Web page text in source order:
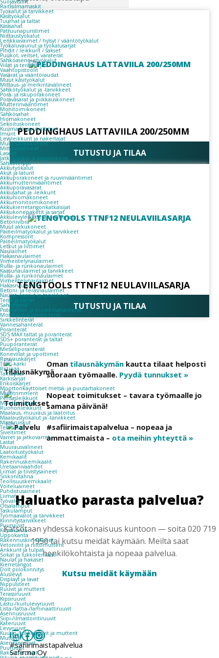
Suojavisiirit
Raitisilmamaskit
Työkalut ja tarvikkeet
Käsityökalut
Tuurnat ja taltat
Käsisahat
Patruunapuristimet
Niittaustyökalut
Lenkkiavaimet / hylsyt / vääntötyökalut
Työkaluvaunut ja työkalusarjat
Pihdit / leikkurit / sakset
Puukot, veitset, varaterät
Sähköasennustyökalut
Viilat ja teräsharjat
Vaahtopistoolit
Vasarat ja vääntöraudat
Muut käsityökalut
Mittaus- ja merkintävälineet
Sähkötyökalut ja -tarvikkeet
Pora- ja iskuporakoneet
Poravasarat ja piikkauskoneet
Mutterinvääntimet
Monitoimikoneet
Sähkösahat
Hiomakoneet
Sekoituskoneet
Kuumailmapuhaltimet
Imurit
Levyleikkurit ja nakertajat
Muut sähkökoneet
Mittausvälineet
Laserit
Jatkojohdot ja kaapelikelat
Sähköteippi
Akkutyökalut
Akut ja laturit
Akkuporakoneet ja ruuvinvääntimet
Akkumutterinvääntimet
Akkuporavasarat
Akkusahat ja -leikkurit
Akkuhiomakoneet
Akkumonitoimikoneet
Akkukierretangonkatkaisijat
Akkukonepaketit ja sarjat
Akkulevyleikkurit ja -nakertajat
Betonivibra
Muut akkukoneet
Paineilmatyökalut ja tarvikkeet
Kompressorit
Paineilmatyökalut
Letkut ja liittimet
Naulaimet
Hakasnaulaimet
Viimeistelynaulaimet
Rulla- ja runkonaulaimet
Kaasunaulaimet ja tarvikkeet
Rulla- ja runkonaulaimet
Viimeistelynaulaimet
Hakasnaulaimet
Betoni- ja teräsnaulaimet
Naulat, kaasut ja tarvikkeet
Terät ja kärjet
Sahanterät
Pistosahan- ja puukkosahanterät
Monitoimikoneen terät
Sirkkelinterät
Vannesahanterät
Poranterät
SDS MAX taltat ja poranterät
SDS+ poranterät ja taltat
Puuporanterät
Metalliporanterät
Koneviilat ja upottimet
Ruuvauskärjet
Torx -kärki
Ristipää
Talttapää
Kärkisarjat
Erikoiskärjet
Moottorikäyttöiset metsä- ja puutarhakoneet
Multitrimmerit
Pensasleikkurit
Moottorisahat
Ruohonleikkurit
Maalaus, muuraus ja laatoitus
Maalaustyökalut ja -tarvikkeet
Maaliruiskut
Telarullat
Siveltimet
Varret ja jatkovarret
Lastat
Muurausvälineet
Laatoitustyökalut
Kemikaalit
Rakennuskemikaalit
Uretaanivaahdot
Liimat ja tiivistysaineet
Silikonitahna
Teollisuuskemikaalit
Voiteluaineet
Puhdistusaineet
Liimat
Työvalot
Otsalamput
Taskulamput
Työmaavalot ja tarvikkeet
Kiinnitys­tarvikkeet
Puuruuvit
Kupukanta
Uppokanta
Rakennuskiinnikkeet
Vetoniitit ja niittimutterit
Ankkurit ja tulpat
Sokat ja lukkorenkaat
Naulat ja hakaset
Kierretangot
Dolt piilokiinnitys
Aluslevyt
Displayt ja lavat
Nippusiteet
Ruuvit ja mutterit
Terassiruuvit
Kipsiruuvit
Lastu-/kuitulevyruuvit
Lista-/lattia-/laminaattiruuvit
Asennusruuvit
Siipi-/ilmastointiruuvit
Kateruuvit
Levyruuvit
Kuusio-/lukkoruuvit ja mutterit
Mutterit
Asennusruuvit
Puuruuvit
Rakenneruuvit
PEDDINGHAUS LATTAVIILA 200/250MM
TUTUSTU JA TILAA
TENGTOOLS TTNF12 NEULAVIILASARJA
TUTUSTU JA TILAA
Oman tilausnäkymän kautta tilaat helposti
suoraan työmaalle. Pyydä tunnukset »
Nopeat toimitukset – tavara työmaalle jo
samana päivänä!
#safiirimaistapalvelua – nopeaa ja
ammattimaista – ota meihin yhteyttä »
Haluatko parasta palvelua?
Katsotaan yhdessä kokonaisuus kuntoon — soita 020 719
1950 tai kutsu meidät käymään. Meiltä saat
henkilökohtaista ja nopeaa palvelua.
Kutsu meidät käymään
LinkedIn
Facebook
Instagram
#safiirimaistapalvelua
Safirma Oy